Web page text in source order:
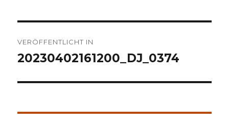
VERÖFFENTLICHT IN
20230402161200_DJ_0374